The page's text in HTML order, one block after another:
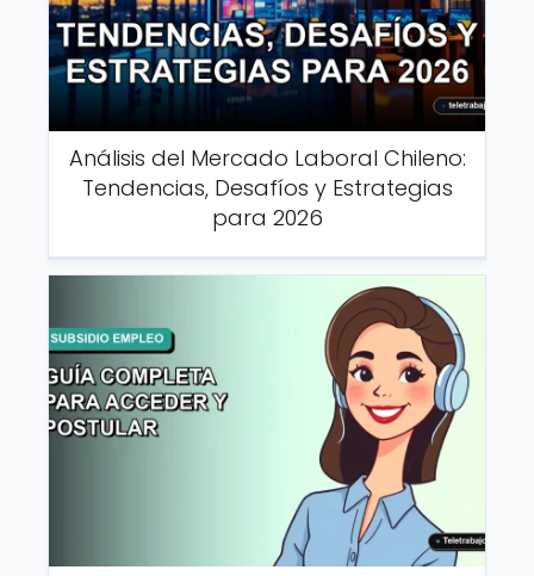
Análisis del Mercado Laboral Chileno:
Tendencias, Desafíos y Estrategias
para 2026